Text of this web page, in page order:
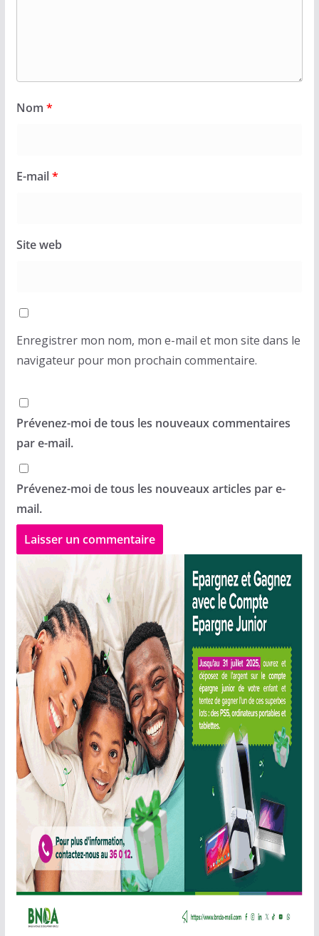
Nom *
E-mail*
Site web
Enregistrer mon nom, mon e-mail et mon site dans le
navigateur pour mon prochain commentaire.
Prévenez-moi de tous les nouveaux commentaires
par e-mail.
Prévenez-moi de tous les nouveaux articles par e-
mail.